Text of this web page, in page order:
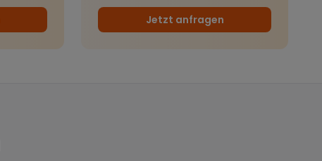
Jetzt anfragen